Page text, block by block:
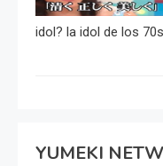
idol? la idol de los
YUMEKI